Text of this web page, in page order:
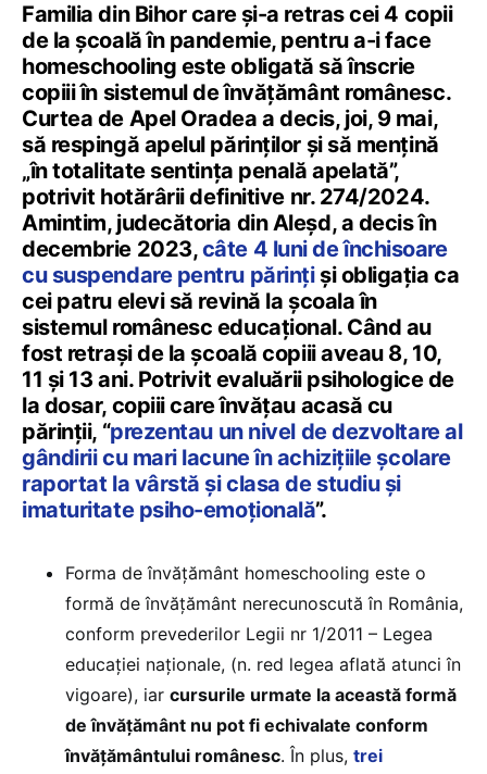
Familia din Bihor care și-a retras cei 4 copii
de la școală în pandemie, pentru a-i face
homeschooling este obligată să înscrie
copiii în sistemul de învățământ românesc.
Curtea de Apel Oradea a decis, joi, 9 mai,
să respingă apelul părinților și să mențină
„în totalitate sentinţa penală apelată”,
potrivit hotărârii definitive nr. 274/2024.
Amintim, judecătoria din Aleșd, a decis în
decembrie 2023,câte 4 luni de închisoare
cu suspendare pentru părinți și obligația ca
cei patru elevi să revină la școala în
sistemul românesc educațional. Când au
fost retrași de la școală copiii aveau 8, 10,
11 și 13 ani. Potrivit evaluării psihologice de
la dosar, copiii care învățau acasă cu
părinții, “prezentau un nivel de dezvoltare al
gândirii cu mari lacune în achiziţiile şcolare
raportat la vârstă şi clasa de studiu și
imaturitate psiho-emoţională”.
Forma de învățământ homeschooling este o
formă de învățământ nerecunoscută în România,
conform prevederilor Legii nr 1/2011 – Legea
educației naționale, (n. red legea aflată atunci în
vigoare), iar cursurile urmate la această formă
de învățământ nu pot fi echivalate conform
învățământului românesc. În plus, trei